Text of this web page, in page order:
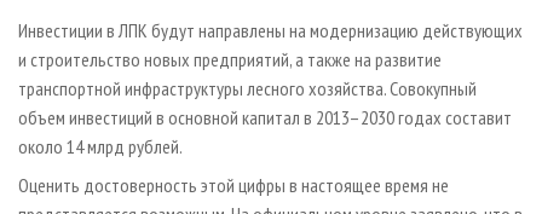
Инвестиции в ЛПК будут направлены на модернизацию действующих
и строительство новых предприятий, а также на развитие
транспортной инфраструктуры лесного хозяйства. Совокупный
объем инвестиций в основной капитал в 2013–2030 годах составит
около 14 млрд рублей.
Оценить достоверность этой цифры в настоящее время не